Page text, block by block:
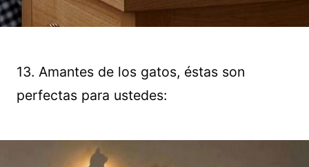
13. Amantes de los gatos, éstas son
perfectas para ustedes: